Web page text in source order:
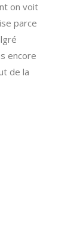
on voit
parce
encore
de la